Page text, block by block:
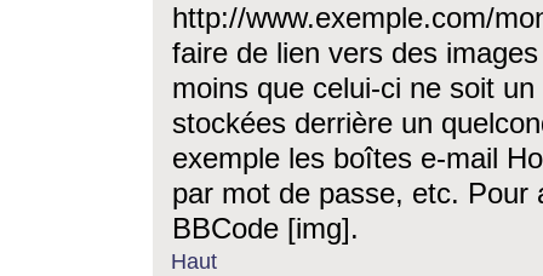
http://www.exemple.com/
faire de lien vers des
moins que celui-ci ne soit
stockées derrière un
exemple les boîtes e-mail
par mot de passe, etc. Pour
BBCode [img].
Haut